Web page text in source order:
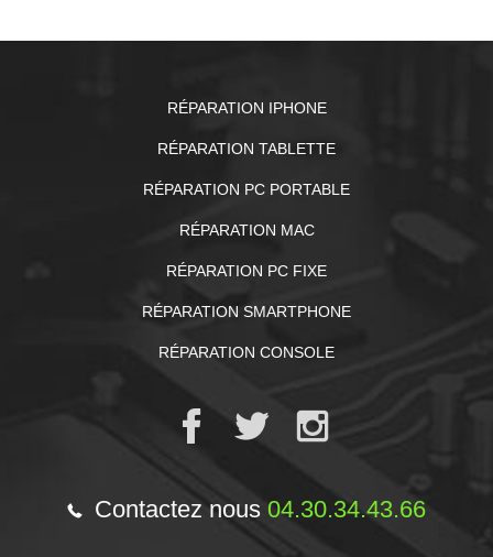
RÉPARATION IPHONE
RÉPARATION TABLETTE
RÉPARATION PC PORTABLE
RÉPARATION MAC
RÉPARATION PC FIXE
RÉPARATION SMARTPHONE
RÉPARATION CONSOLE
Contactez nous 04.30.34.43.66